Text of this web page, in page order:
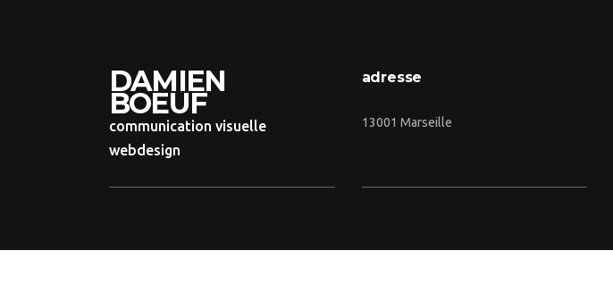
DAMIEN
BOEUF
communication visuelle
webdesign
adresse
13001 Marseille